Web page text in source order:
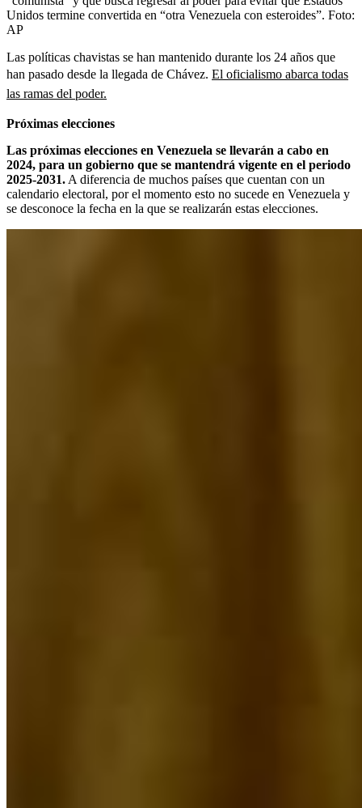
Unidos termine convertida en “otra Venezuela con esteroides”. Foto:
AP
Las políticas chavistas se han mantenido durante los 24 años que
han pasado desde la llegada de Chávez. El oficialismo abarca todas
las ramas del poder.
Próximas elecciones
Las próximas elecciones en Venezuela se llevarán a cabo en
2024, para un gobierno que se mantendrá vigente en el periodo
2025-2031. A diferencia de muchos países que cuentan con un
calendario electoral, por el momento esto no sucede en Venezuela y
se desconoce la fecha en la que se realizarán estas elecciones.